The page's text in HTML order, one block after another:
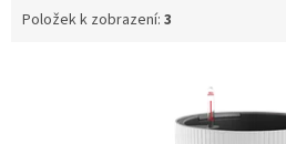
Položek k zobrazení: 3